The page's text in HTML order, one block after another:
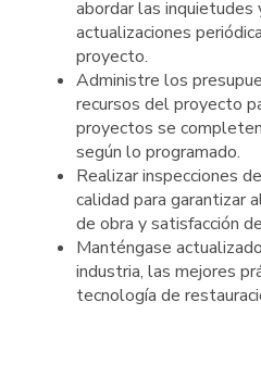
abordar las inquietudes
actualizaciones
proyecto.
Administre los
recursos del proyecto
proyectos se
según lo programado.
Realizar inspecciones
calidad para garantizar
de obra y satisfacción
Manténgase
industria, las mejores
tecnología de